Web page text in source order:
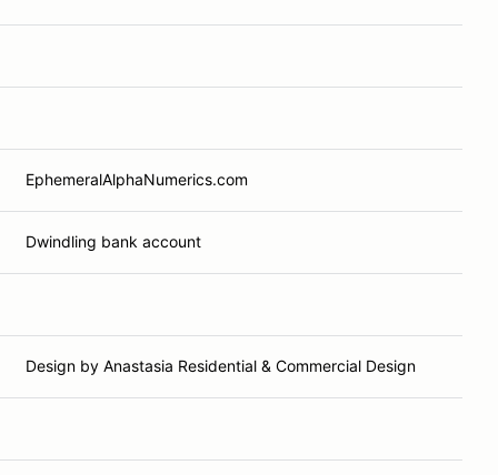
EphemeralAlphaNumerics.com
Dwindling bank account
Design by Anastasia Residential & Commercial Design